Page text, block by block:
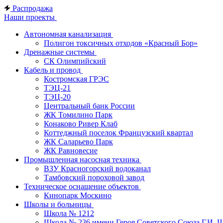
Распродажа
Наши проекты
Автономная канализация
Полигон токсичных отходов «Красный Бор»
Дренажные системы
СК Олимпийский
Кабель и провод
Костромская ГРЭС
ТЭЦ-21
ТЭЦ-20
Центральный банк России
ЖК Томилино Парк
Конаково Ривер Клаб
Коттеджный поселок Французский квартал
ЖК Саларьево Парк
ЖК Равновесие
Промышленная насосная техника
ВЗУ Красногорский водоканал
Тамбовский пороховой завод
Техническое оснащение объектов
Кинопарк Москино
Школы и больницы
Школа № 1212